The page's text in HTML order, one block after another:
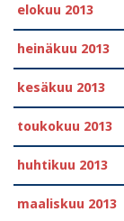
elokuu 2013
heinäkuu 2013
kesäkuu 2013
toukokuu 2013
huhtikuu 2013
maaliskuu 2013